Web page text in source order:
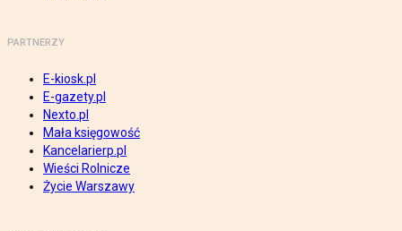
PARTNERZY
E-kiosk.pl
E-gazety.pl
Nexto.pl
Mała księgowość
Kancelarierp.pl
Wieści Rolnicze
Życie Warszawy